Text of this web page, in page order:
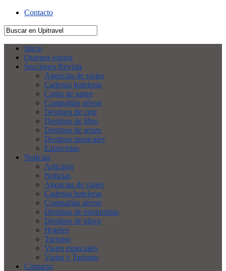
Contacto
Inicio
Quienes somos
Secciones Revista
Agencias de viajes
Cadenas hoteleras
Cajón de sastre
Compañías aéreas
Destinos de cine
Destinos de libro
Destinos de series
Destinos musicales
Entrevistas
Noticias
Artículos
Noticias
Agencias de viajes
Cadenas hoteleras
Compañías aéreas
Destinos de enoturismo
Destinos de playa
Hoteles
Turismo
Viajes especiales
Viajes y Turismo
Contacto